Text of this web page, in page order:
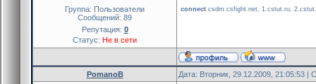
Группа: Пользователи
Сообщений: 89
Репутация: 0
Статус: Не в сети
connect csdm.csfight.net, 1.cstut.ru,
PomanoB Дата: Вторник, 29.12.2009, 21:05:53 |